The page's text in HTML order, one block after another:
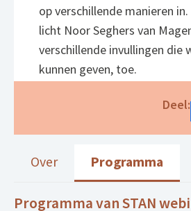
op verschillende manieren
licht Noor Seghers van
verschillende invullingen die
kunnen geven, toe.
Deel:
Over Programma
Programma van STAN